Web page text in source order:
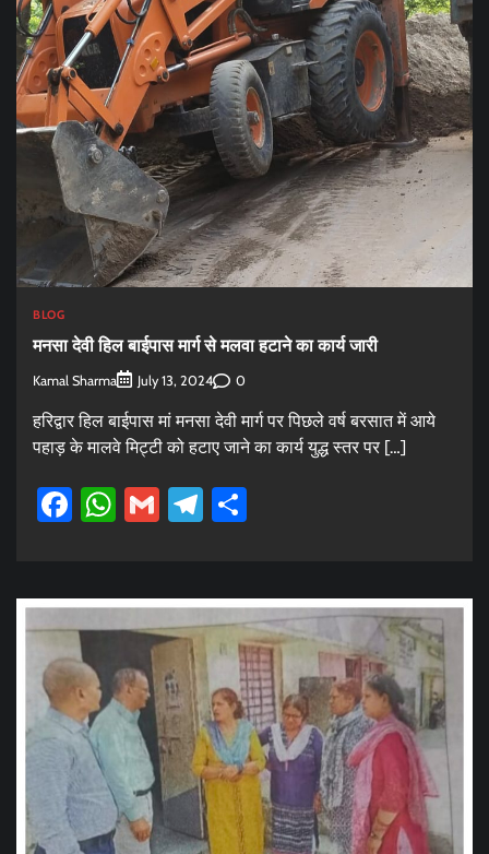
BLOG
मनसा देवी हिल बाईपास मार्ग से मलवा हटाने का कार्य जारी
Kamal Sharma July 13, 2024 0
हरिद्वार हिल बाईपास मां मनसा देवी मार्ग पर पिछले वर्ष बरसात में आये
पहाड़ के मालवे मिट्टी को हटाए जाने का कार्य युद्ध स्तर पर […]
Facebook
WhatsApp
GmailTelegram